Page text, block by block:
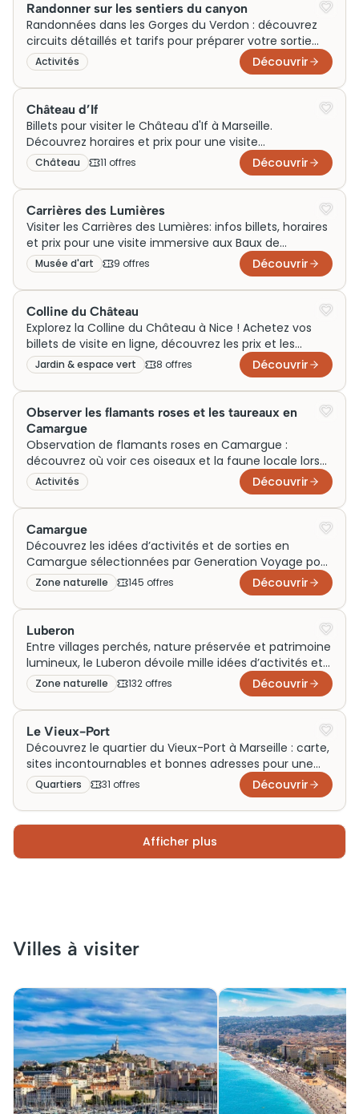
Randonner sur les sentiers du canyon
Randonnées dans les Gorges du Verdon : découvrez
circuits détaillés et tarifs pour préparer votre sortie
simplement.
Activités Découvrir
Château d’If
Billets pour visiter le Château d'If à Marseille.
Découvrez horaires et prix pour une visite
incontournable. Réservez maintenant !
Château 11 offres Découvrir
Carrières des Lumières
Visiter les Carrières des Lumières: infos billets, horaires
et prix pour une visite immersive aux Baux de
Provence en famille ou entre amis facilement
Musée d'art 9 offres Découvrir
Colline du Château
Explorez la Colline du Château à Nice ! Achetez vos
billets de visite en ligne, découvrez les prix et les
horaires pour mieux planifier votre visite.
Jardin & espace vert 8 offres Découvrir
Observer les flamants roses et les taureaux en
Camargue
Observation de flamants roses en Camargue :
découvrez où voir ces oiseaux et la faune locale lors
d'une visite nature
Activités Découvrir
Camargue
Découvrez les idées d’activités et de sorties en
Camargue sélectionnées par Generation Voyage pour
enrichir votre voyage. Que vous soyez en famille, en
couple ou en week‑end, profitez de visites
authentiques autour des marais, des chevaux et des
traditions locales pour vivre des expériences
inoubliables.
Zone naturelle 145 offres Découvrir
Luberon
Entre villages perchés, nature préservée et patrimoine
lumineux, le Luberon dévoile mille idées d’activités et
de sorties. Generation Voyage vous guide pour choisir
vos visites incontournables, que ce soit en famille, en
couple ou le temps d’un week-end. Partez à la
découverte de ce territoire unique et de ses
expériences à vivre autour de votre voyage.
Zone naturelle 132 offres Découvrir
Le Vieux-Port
Découvrez le quartier du Vieux-Port à Marseille : carte,
sites incontournables et bonnes adresses pour une
visite enrichissante.
Quartiers 31 offres Découvrir
Afficher plus
Villes à visiter